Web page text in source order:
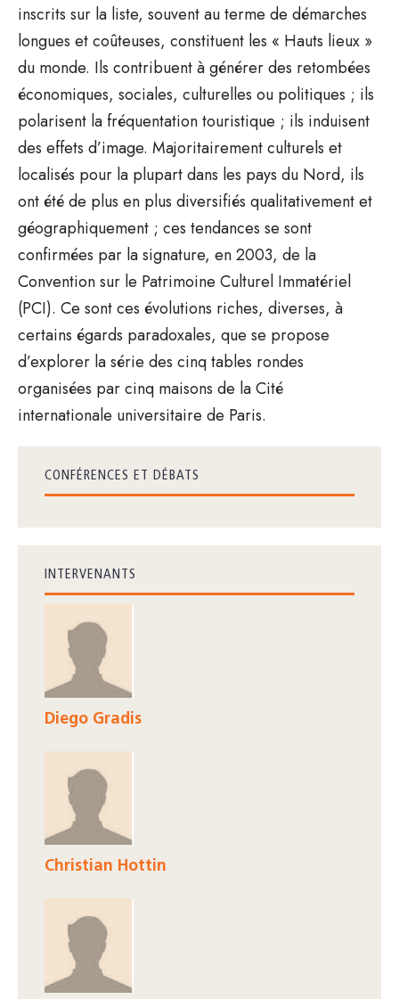
inscrits sur la liste, souvent au terme de démarches
longues et coûteuses, constituent les « Hauts lieux »
du monde. Ils contribuent à générer des retombées
économiques, sociales, culturelles ou politiques ; ils
polarisent la fréquentation touristique ; ils induisent
des effets d’image. Majoritairement culturels et
localisés pour la plupart dans les pays du Nord, ils
ont été de plus en plus diversifiés qualitativement et
géographiquement ; ces tendances se sont
confirmées par la signature, en 2003, de la
Convention sur le Patrimoine Culturel Immatériel
(PCI). Ce sont ces évolutions riches, diverses, à
certains égards paradoxales, que se propose
d’explorer la série des cinq tables rondes
organisées par cinq maisons de la Cité
internationale universitaire de Paris.
CONFÉRENCES ET DÉBATS
INTERVENANTS
Diego Gradis
Christian Hottin